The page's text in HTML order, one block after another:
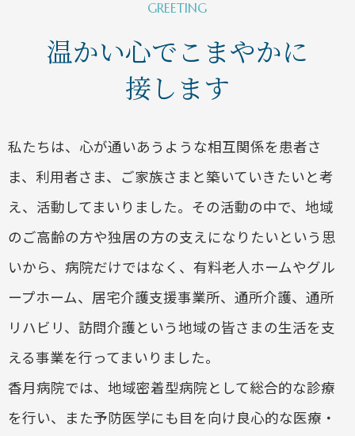
温かい心でこまやかに
接します
私たちは、心が通いあうような相互関係を患者さ
ま、利用者さま、ご家族さまと築いていきたいと考
え、活動してまいりました。その活動の中で、地域
のご高齢の方や独居の方の支えになりたいという思
いから、病院だけではなく、有料老人ホームやグル
ープホーム、居宅介護支援事業所、通所介護、通所
リハビリ、訪問介護という地域の皆さまの生活を支
える事業を行ってまいりました。
香月病院では、地域密着型病院として総合的な診療
を行い、また予防医学にも目を向け良心的な医療・